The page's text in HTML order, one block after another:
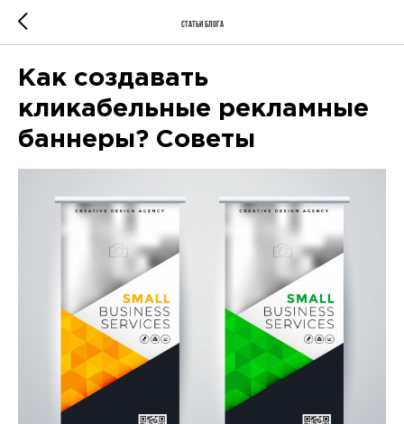
Статьи блога
Как создавать
кликабельные рекламные
баннеры? Советы